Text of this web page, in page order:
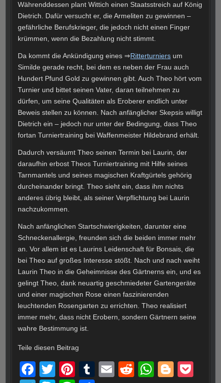
Währenddessen plant Wittich einen Staatsstreich auf König
Dietrich. Dafür versucht er, die Armeliten zu gewinnen –
gefährliche Berufskrieger, die jedoch nicht einen Finger
krümmen, wenn die Bezahlung nicht stimmt.
Da kommt die Ankündigung eines ⇒Ritterturniers um
Similde gerade recht, bei dem es neben der Frau auch
Hundert Pfund Gold zu gewinnen gibt. Auch Theo hört vom
Turnier und bittet seinen Vater, daran teilnehmen zu
dürfen, um seine Qualitäten als Eroberer endlich unter
Beweis stellen zu können. Nach anfänglicher Skepsis willigt
Dietrich ein – jedoch nur unter der Bedingung, dass Theo
fortan Turniertraining bei Waffenmeister Hildebrand erhält.
Dadurch versäumt Theo seinen Termin bei Laurin, der
daraufhin erbost Theos Turniertraining mit Hilfe seines
Tarnmantels und seines magischen Kraftgürtels gehörig
durcheinander bringt. Theo sieht ein, dass ihm nichts
anderes übrig bleibt, als seiner Verpflichtung bei Laurin
nachzukommen.
Nach anfänglichen Startschwierigkeiten, darunter eine
Schneckenallergie, freunden sich die beiden immer mehr
an. Vor allem ist es Laurins Leidenschaft für Bonsais, die
bei Theo auf großes Interesse stößt. Nach und nach weiht
Laurin Theo in die Geheimnisse des Gärtnerns ein, und es
gelingt Theo, dank neuartig geschmiedeter Gartengeräte
und einer magischen Rose einen faszinierenden
leuchtenden Rosengarten zu errichten. Theo realisiert
immer mehr, dass nicht Erobern, sondern Gärtnern seine
wahre Bestimmung ist.
Teile diesen Beitrag
F
T
Pi
T
E
R
W
Bl